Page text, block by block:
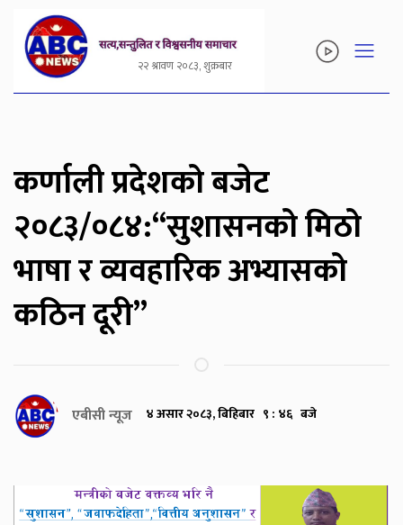
२२ श्रावण २०८३, शुक्रबार
कर्णाली प्रदेशको बजेट
२०८३/०८४:“सुशासनको मिठो
भाषा र व्यवहारिक अभ्यासको
कठिन दूरी”
एबीसी न्यूज ४ असार २०८३, बिहिबार ९ : ४६ बजे